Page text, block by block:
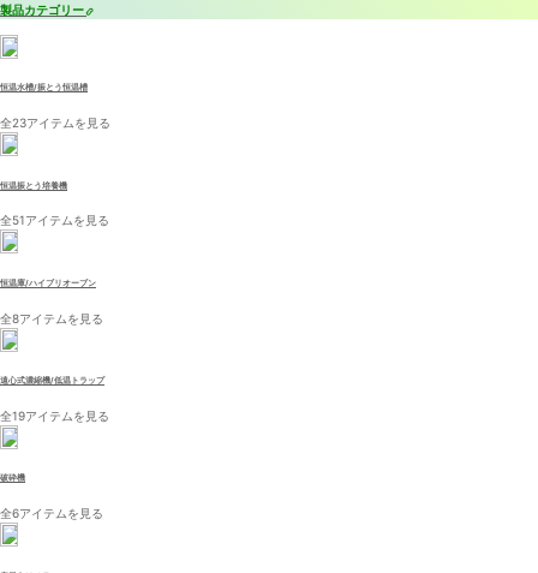
製品カテゴリー
恒温水槽/振とう恒温槽
全23アイテムを見る
恒温振とう培養機
全51アイテムを見る
恒温庫/ハイブリオーブン
全8アイテムを見る
遠心式濃縮機/低温トラップ
全19アイテムを見る
破砕機
全6アイテムを見る